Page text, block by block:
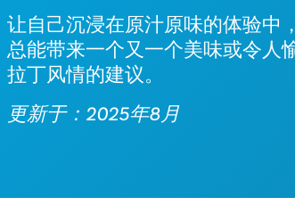
让自己沉浸在原汁原味的体验中
总能带来一个又一个美味或令人
拉丁风情的建议。
更新于：2025年8月